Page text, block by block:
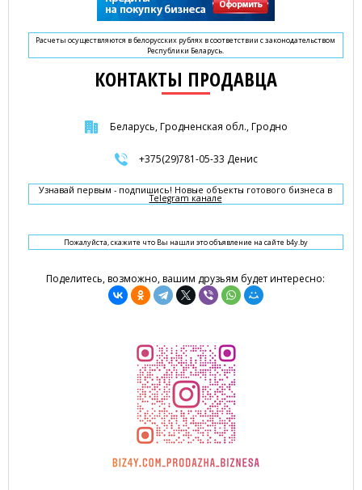
Расчеты осуществляются в белорусских рублях в соответствии с законодательством
Республики Беларусь.
КОНТАКТЫ ПРОДАВЦА
Беларусь, Гродненская обл., Гродно
+375(29)781-05-33 Денис
Узнавай первым - подпишись! Новые объекты готового бизнеса в
Telegram канале
Пожалуйста, скажите что Вы нашли это объявление на сайте b4y.by
Поделитесь, возможно, вашим друзьям будет интересно: